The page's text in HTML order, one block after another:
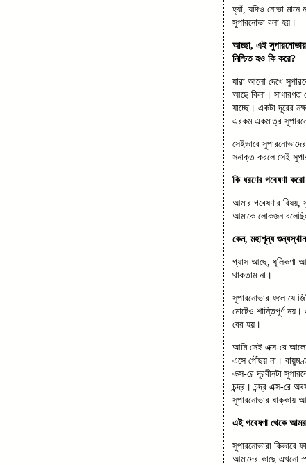
হ্যাঁ, যদিও নোভা
সুপারনোভা বলা হয়।
আচ্ছা, এই
নিশ্চিত হও কি করে?
যারা আলো দেখে
আছে কিনা। সাধারণত
যাচ্ছে। একটা দূরের
এরকম একমাত্র
সেইভাবে
সনাক্ত করলে সেই
কি ধরণের গবেষণা
আমার গবেষণার
আমাকে লোকজন
কেন, মহাশূন্য
গ্যাস আছে, ধূলিকণা
থাকতাম না।
সুপারনোভার ফলে যে
মোটেও শান্তিপূর্ণ
বের হয়।
আমি সেই এক্স-রে আলো
এসে পৌঁছয় না।
এক্স-রে দূরবীনটা
চন্দ্র। চন্দ্র এক্স-রে
সুপারনোভার ধাক্কায়
এই গবেষণা থেকে
সুপারনোভারা কিভাবে
আমাদের কাছে এখনো